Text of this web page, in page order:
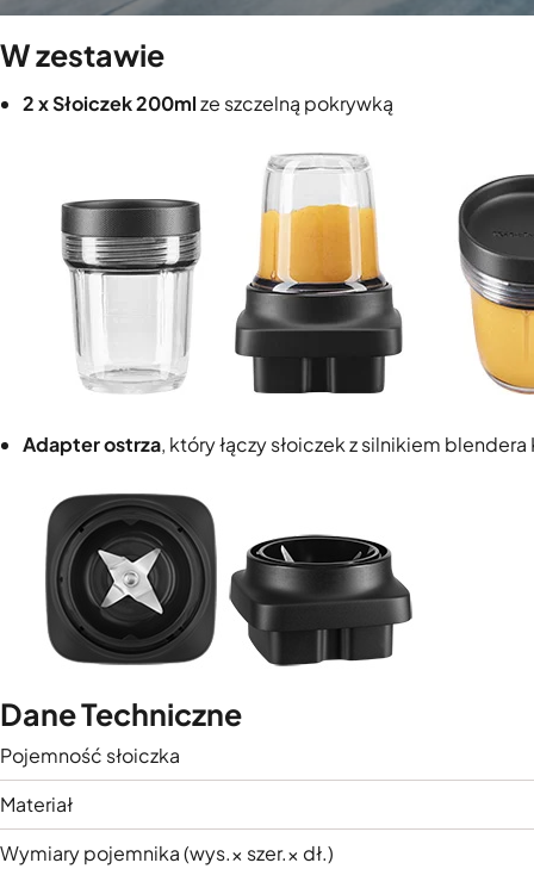
W zestawie
2 x Słoiczek 200mlze szczelną pokrywką
Adapter ostrza, który łączy słoiczek z silnikiem
Dane Techniczne
Pojemność słoiczka
Materiał
Wymiary pojemnika (wys.× szer.× dł.)